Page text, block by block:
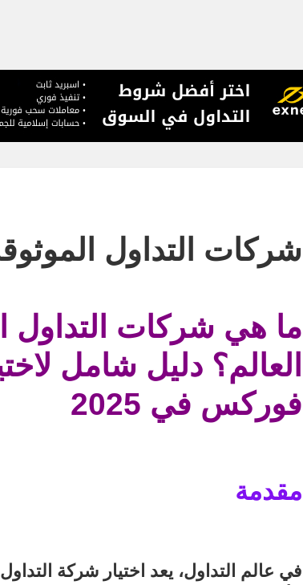
شركات التداول
ما هي شركات التداول
العالم؟ دليل شامل
فوركس في 2025
مقدمة
في عالم التداول، يعد اختيارشركة